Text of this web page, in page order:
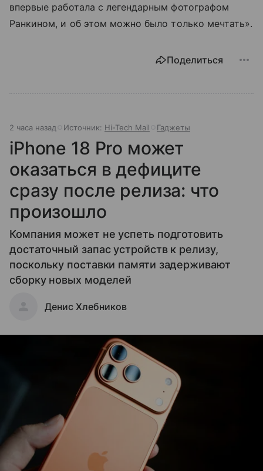
впервые работала с легендарным фотографом
Ранкином, и об этом можно было только мечтать».
Поделиться
2 часа назад Источник: Hi-Tech Mail Гаджеты
iPhone 18 Pro может
оказаться в дефиците
сразу после релиза: что
произошло
Компания может не успеть подготовить
достаточный запас устройств к релизу,
поскольку поставки памяти задерживают
сборку новых моделей
Денис Хлебников